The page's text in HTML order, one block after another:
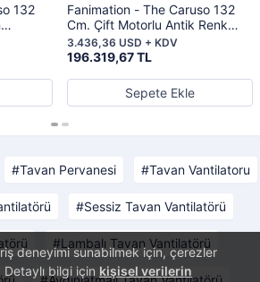
deneyimi sunabilmek için, çerezler
bilgi için kişisel verilerin
132
Fanimation - The Caruso 132
Cm. Çift Motorlu Antik Renk
Bambu Örme Kanatlı Tavan
Vantilatörü
196.319,67 TL
3.436,36 USD + KDV
Sepete Ekle
Tavan Pervanesi Tavan Vantilatoru
Sessiz Tavan Vantilatörü
Lambalı Tavan Vantilatörü